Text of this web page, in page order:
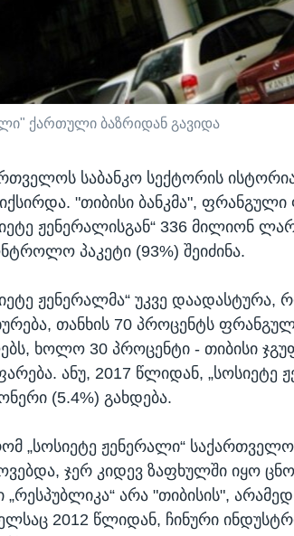
ქართული ბაზრიდან გავიდა
საბანკო სექტორის
"თიბისი ბანკმა",
ჟენერალისგან“ 336 მილიონ
პაკეტი (93%) შეიძინა.
ჟენერალმა“ უკვე
თანხის 70 პროცენტს
ხოლო 30 პროცენტი - თიბისი
ანუ, 2017 წლიდან, „სოსიეტე
(5.4%) გახდება.
„სოსიეტე ჟენერალი“
ჯერ კიდევ ზაფხულში იყო
„რესპუბლიკა“ არა "თიბისის",
2012 წლიდან, ჩინური